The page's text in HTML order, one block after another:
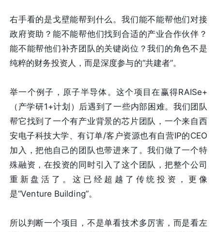
右手看的是戈壁能帮到什么。我们能不能帮他们对接
政府资助？能不能帮他们找到合适的产业合作伙伴？
能不能帮他们补齐团队的关键岗位？我们的角色不是
纯粹的财务投资人，而是深度参与的“共建者”。
举一个例子，原子半导体。这个项目在赢得RAISe+
（产学研1+计划）后遇到了一些内部困难。我们团队
帮它找到了一个有产业背景的芯片团队，一个来自西
安电子科技大学、有订单/客户资源也有自营IP的CEO
加入，把他自己的团队也带进来了。我们做了一个特
殊融资，在投资的同时引入了这个团队，把整个公司
重新盘活了。这已经超越了传统投资，更像
是“Venture Building”。
所以判断一个项目，不是单看技术多厉害，而是看左